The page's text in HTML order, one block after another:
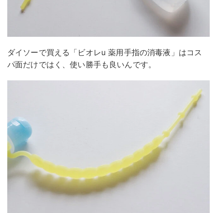
ダイソーで買える「ビオレu 薬用手指の消毒液」はコス
パ面だけではく、使い勝手も良いんです。